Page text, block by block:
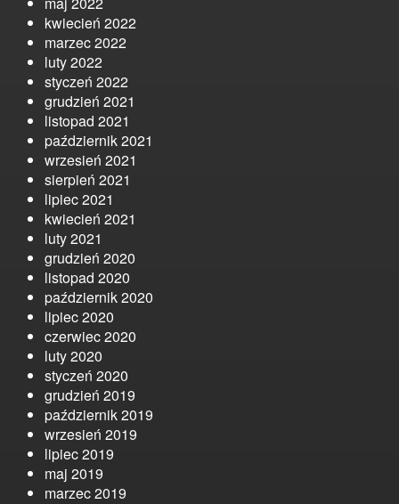
kwiecień 2022
marzec 2022
luty 2022
styczeń 2022
grudzień 2021
listopad 2021
październik 2021
wrzesień 2021
sierpień 2021
lipiec 2021
kwiecień 2021
luty 2021
grudzień 2020
listopad 2020
październik 2020
lipiec 2020
czerwiec 2020
luty 2020
styczeń 2020
grudzień 2019
październik 2019
wrzesień 2019
lipiec 2019
maj 2019
marzec 2019